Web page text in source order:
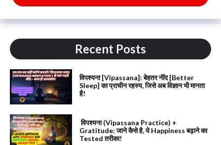
Recent Posts
विपश्यना [Vipassana]: बेहतर नींद [Better
Sleep] का प्राचीन रहस्य, जिसे अब विज्ञान भी मानता
है!
विपश्यना (Vipassana Practice) +
Gratitude: जाने कैसे है, ये Happiness बढ़ाने का
Tested तरीका!